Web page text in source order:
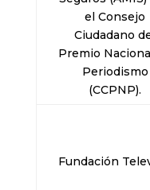
el Consejo
Ciudadano
Premio
Periodismo
(CCPNP).
Fundación